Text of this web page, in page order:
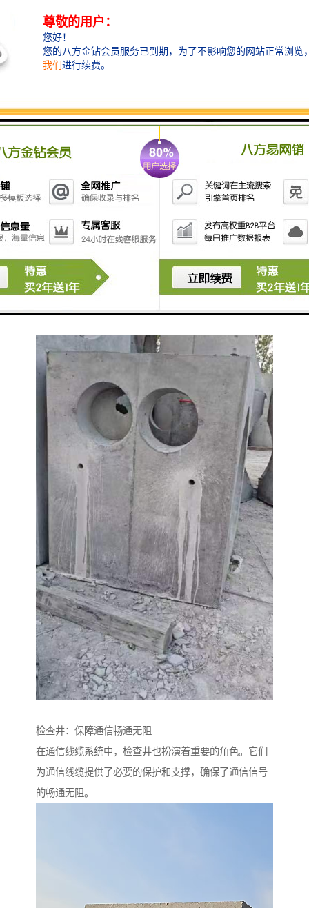
检查井：地下管线的守护者
检查井作为地下管线系统的重要组成部分，承担着对管
道进行检修、维护和管理的重任。它们确保了地下管线
的畅通无阻，为城市的正常运行提供了有力保障。
检查井：保障通信畅通无阻
在通信线缆系统中，检查井也扮演着重要的角色。它们
为通信线缆提供了必要的保护和支撑，确保了通信信号
的畅通无阻。